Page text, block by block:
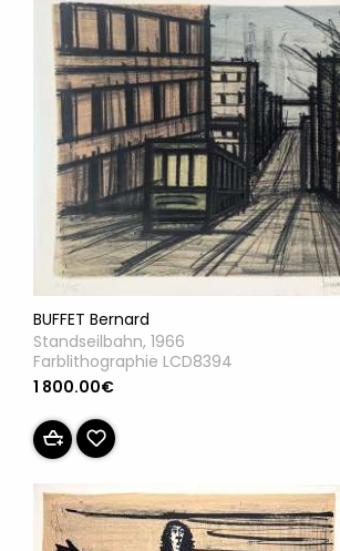
BUFFET Bernard
Standseilbahn, 1966
Farblithographie LCD8394
1 800.00€